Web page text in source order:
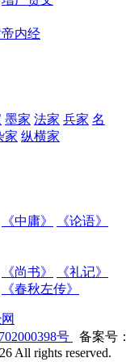
内经
墨家 法家 兵家 名
家 纵横家
《中庸》
《论语》
《尚书》
《礼记》
《春秋左传》
号
备案号：
All rights reserved.